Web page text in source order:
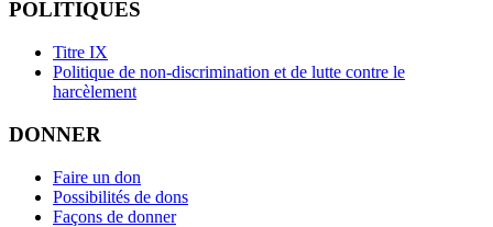
POLITIQUES
Titre IX
Politique de non-discrimination et de lutte contre le
harcèlement
DONNER
Faire un don
Possibilités de dons
Façons de donner